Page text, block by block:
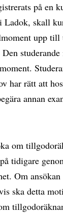
på en
Ladok, skall
upp
har rätt att
annan
om
tidigare
Om
ska detta